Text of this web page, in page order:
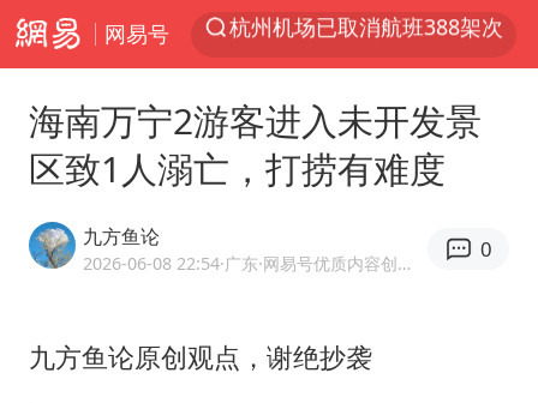
网易号
上半年我国经营主体结构持续优化
《披荆斩棘2026》阵容官宣
王艺迪2-4不敌张本美和止步4强
海南万宁2游客进入未开发景
区致1人溺亡，打捞有难度
九方鱼论
2026-06-08 22:54·广东 ·网易号优质内容创作者
0
九方鱼论原创观点，谢绝抄袭